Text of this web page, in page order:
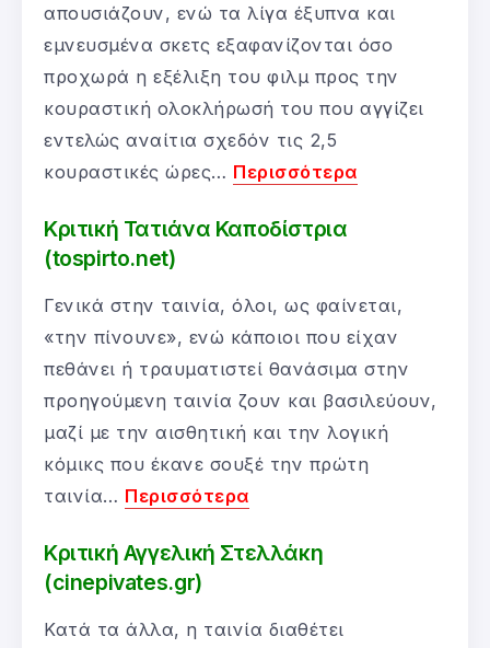
απουσιάζουν, ενώ τα λίγα έξυπνα και
εμνευσμένα σκετς εξαφανίζονται όσο
προχωρά η εξέλιξη του φιλμ προς την
κουραστική ολοκλήρωσή του που αγγίζει
εντελώς αναίτια σχεδόν τις 2,5
κουραστικές ώρες… Περισσότερα
Κριτική Τατιάνα Καποδίστρια
(tospirto.net)
Γενικά στην ταινία, όλοι, ως φαίνεται,
«την πίνουνε», ενώ κάποιοι που είχαν
πεθάνει ή τραυματιστεί θανάσιμα στην
προηγούμενη ταινία ζουν και βασιλεύουν,
μαζί με την αισθητική και την λογική
κόμικς που έκανε σουξέ την πρώτη
ταινία… Περισσότερα
Κριτική Αγγελική Στελλάκη
(cinepivates.gr)
Κατά τα άλλα, η ταινία διαθέτει